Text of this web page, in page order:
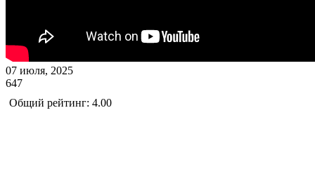
07 июля, 2025
647
Общий рейтинг: 4.00